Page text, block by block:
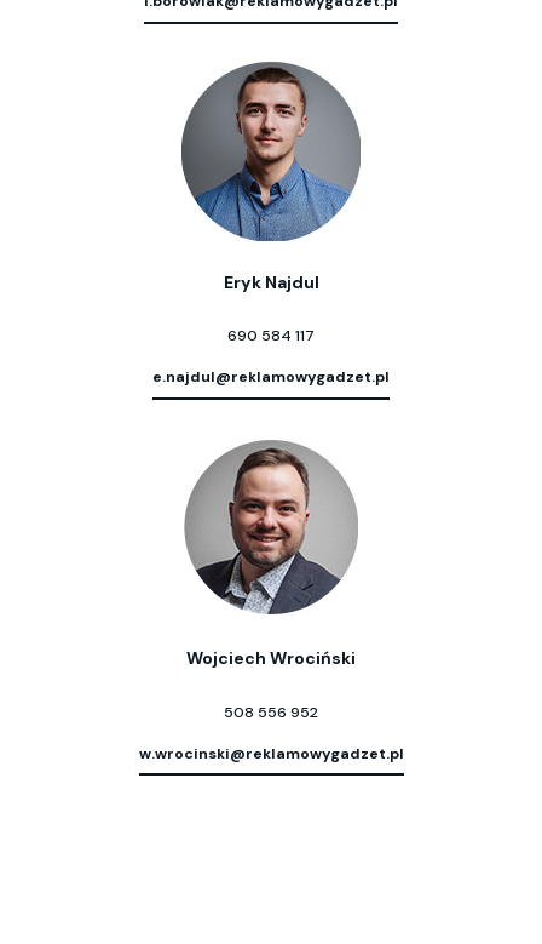
Eryk Najdul
690 584 117
e.najdul@reklamowygadzet.pl
Wojciech Wrociński
508 556 952
w.wrocinski@reklamowygadzet.pl